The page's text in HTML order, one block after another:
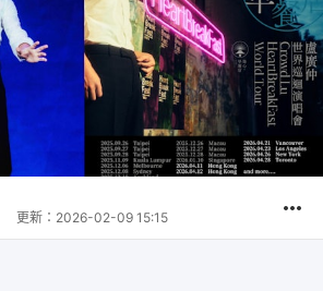
更新： 2026-02-09 15:15